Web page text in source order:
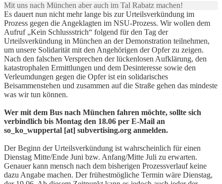
Mit uns nach München aber auch im Tal Rabatz machen!
Es dauert nun nicht mehr lange bis zur Urteilsverkündung im
Prozess gegen die Angeklagten im NSU-Prozess. Wir wollen dem
Aufruf „Kein Schlussstrich“ folgend für den Tag der
Urteilsverkündung in München an der Demonstration teilnehmen,
um unsere Solidarität mit den Angehörigen der Opfer zu zeigen.
Nach den falschen Versprechen der lückenlosen Aufklärung, den
katastrophalen Ermittlungen und dem Desinteresse sowie den
Verleumdungen gegen die Opfer ist ein solidarisches
Beisammenstehen und zusammen auf die Straße gehen das mindeste
was wir tun können.
Wer mit dem Bus nach München fahren möchte, sollte sich
verbindlich bis Montag den 18.06 per E-Mail an
so_ko_wuppertal [at] subvertising.org anmelden.
Der Beginn der Urteilsverkündung ist wahrscheinlich für einen
Dienstag Mitte/Ende Juni bzw. Anfang/Mitte Juli zu erwarten.
Genauer kann mensch nach dem bisherigen Prozessverlauf keine
dazu Angabe machen. Der frühestmögliche Termin wäre Dienstag,